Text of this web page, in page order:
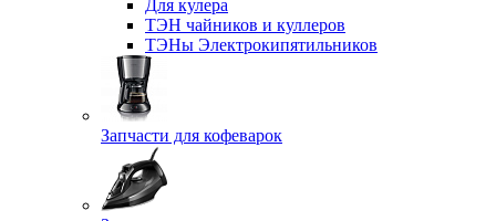
Для кулера
ТЭН чайников и куллеров
ТЭНы Электрокипятильников
Запчасти для кофеварок